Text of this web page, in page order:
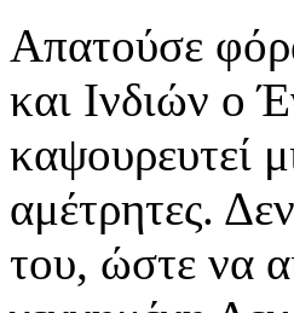
Απατούσε
και Ινδιών ο
καψουρευτεί
αμέτρητες.
του, ώστε να